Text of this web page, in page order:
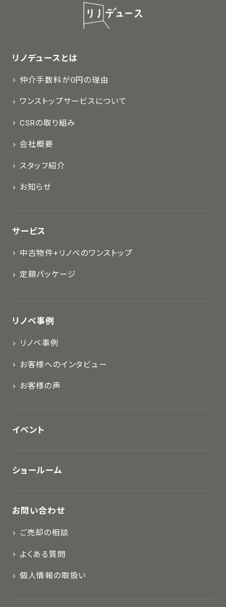
リノデュースとは
仲介手数料が0円の理由
ワンストップサービスについて
CSRの取り組み
会社概要
スタッフ紹介
お知らせ
サービス
中古物件+リノベのワンストップ
定額パッケージ
リノベ事例
リノベ事例
お客様へのインタビュー
お客様の声
イベント
ショールーム
お問い合わせ
ご売却の相談
よくある質問
個人情報の取扱い